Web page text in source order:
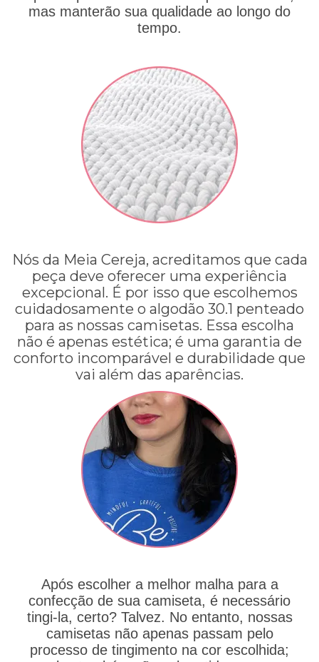
mas manterão sua qualidade ao longo do
tempo.
Nós da Meia Cereja, acreditamos que cada
peça deve oferecer uma experiência
excepcional. É por isso que escolhemos
cuidadosamente o algodão 30.1 penteado
para as nossas camisetas. Essa escolha
não é apenas estética; é uma garantia de
conforto incomparável e durabilidade que
vai além das aparências.
Após escolher a melhor malha para a
confecção de sua camiseta, é necessário
tingi-la, certo? Talvez. No entanto, nossas
camisetas não apenas passam pelo
processo de tingimento na cor escolhida;